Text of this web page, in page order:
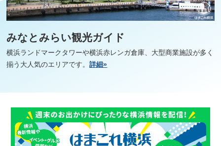
みなとみらい観光ガイド
横浜ランドマークタワーや横浜赤レンガ倉庫、大型商業施設が多く
揃う大人気のエリアです。詳細»